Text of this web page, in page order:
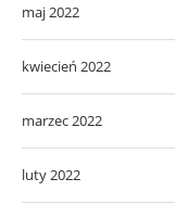
maj 2022
kwiecień 2022
marzec 2022
luty 2022